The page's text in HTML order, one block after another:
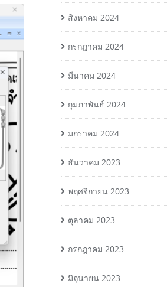
สิงหาคม 2024
กรกฎาคม 2024
มีนาคม 2024
กุมภาพันธ์ 2024
มกราคม 2024
ธันวาคม 2023
พฤศจิกายน 2023
ตุลาคม 2023
กรกฎาคม 2023
มิถุนายน 2023